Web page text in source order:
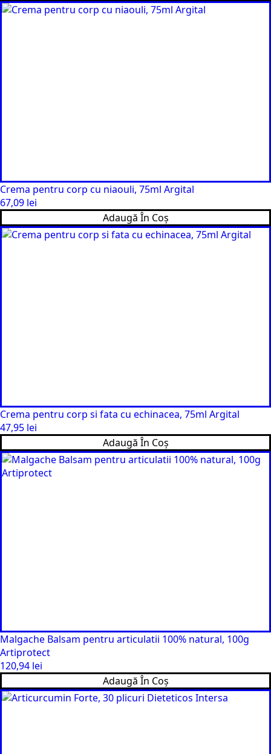
Crema pentru corp cu niaouli, 75ml Argital
67,09 lei
Adaugă În Coș
Crema pentru corp si fata cu echinacea, 75ml Argital
47,95 lei
Adaugă În Coș
Malgache Balsam pentru articulatii 100% natural, 100g
Artiprotect
120,94 lei
Adaugă În Coș